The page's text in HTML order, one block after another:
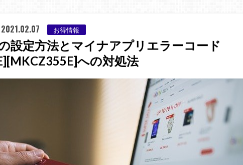
2021.02.07 お得情報
設定方法とマイナアプリエラーコード
への対処法